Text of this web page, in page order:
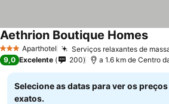
3 EstrelasAparthotel Serviços relaxantes de
Aethrion Boutique Homes
9,0 Excelente 200 a 1.6 km de Centro
Selecione as datas para ver os preços
exatos.